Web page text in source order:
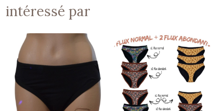
intéressé par